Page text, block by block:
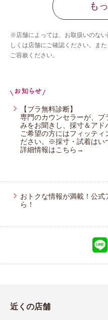
ウイング／ティーン
ウイング／スリープ
も
※店舗によっては、お取扱いのな
しくは店舗にご確認ください。ま
ご容赦ください。
【ブラ無料診断】
専門のカウンセラーが、ブ
みをお聞きし、採寸＆アド
ご希望の方にはフィッティ
ださい。※採寸・試着はい
詳細情報はこちら→
おトクな情報が満載！公
ら！
近くの店舗